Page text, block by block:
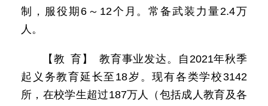
制，服役期6～12个月。常备武装力量2.4万
人。
【教 育】 教育事业发达。自2021年秋季
起义务教育延长至18岁。现有各类学校3142
所，在校学生超过187万人（包括成人教育及各